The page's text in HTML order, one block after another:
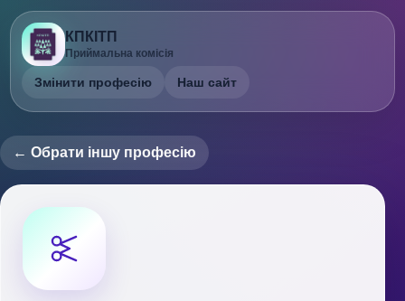
КПКІТП
Приймальна комісія
Змінити професію Наш сайт
← Обрати іншу професію